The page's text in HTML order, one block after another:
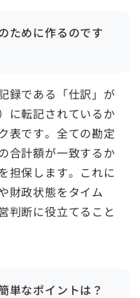
ために作るのです
録である「仕訳」が
に転記されているか
表です。全ての勘定
合計額が一致するか
担保します。これに
財政状態をタイム
判断に役立てること
単なポイントは？